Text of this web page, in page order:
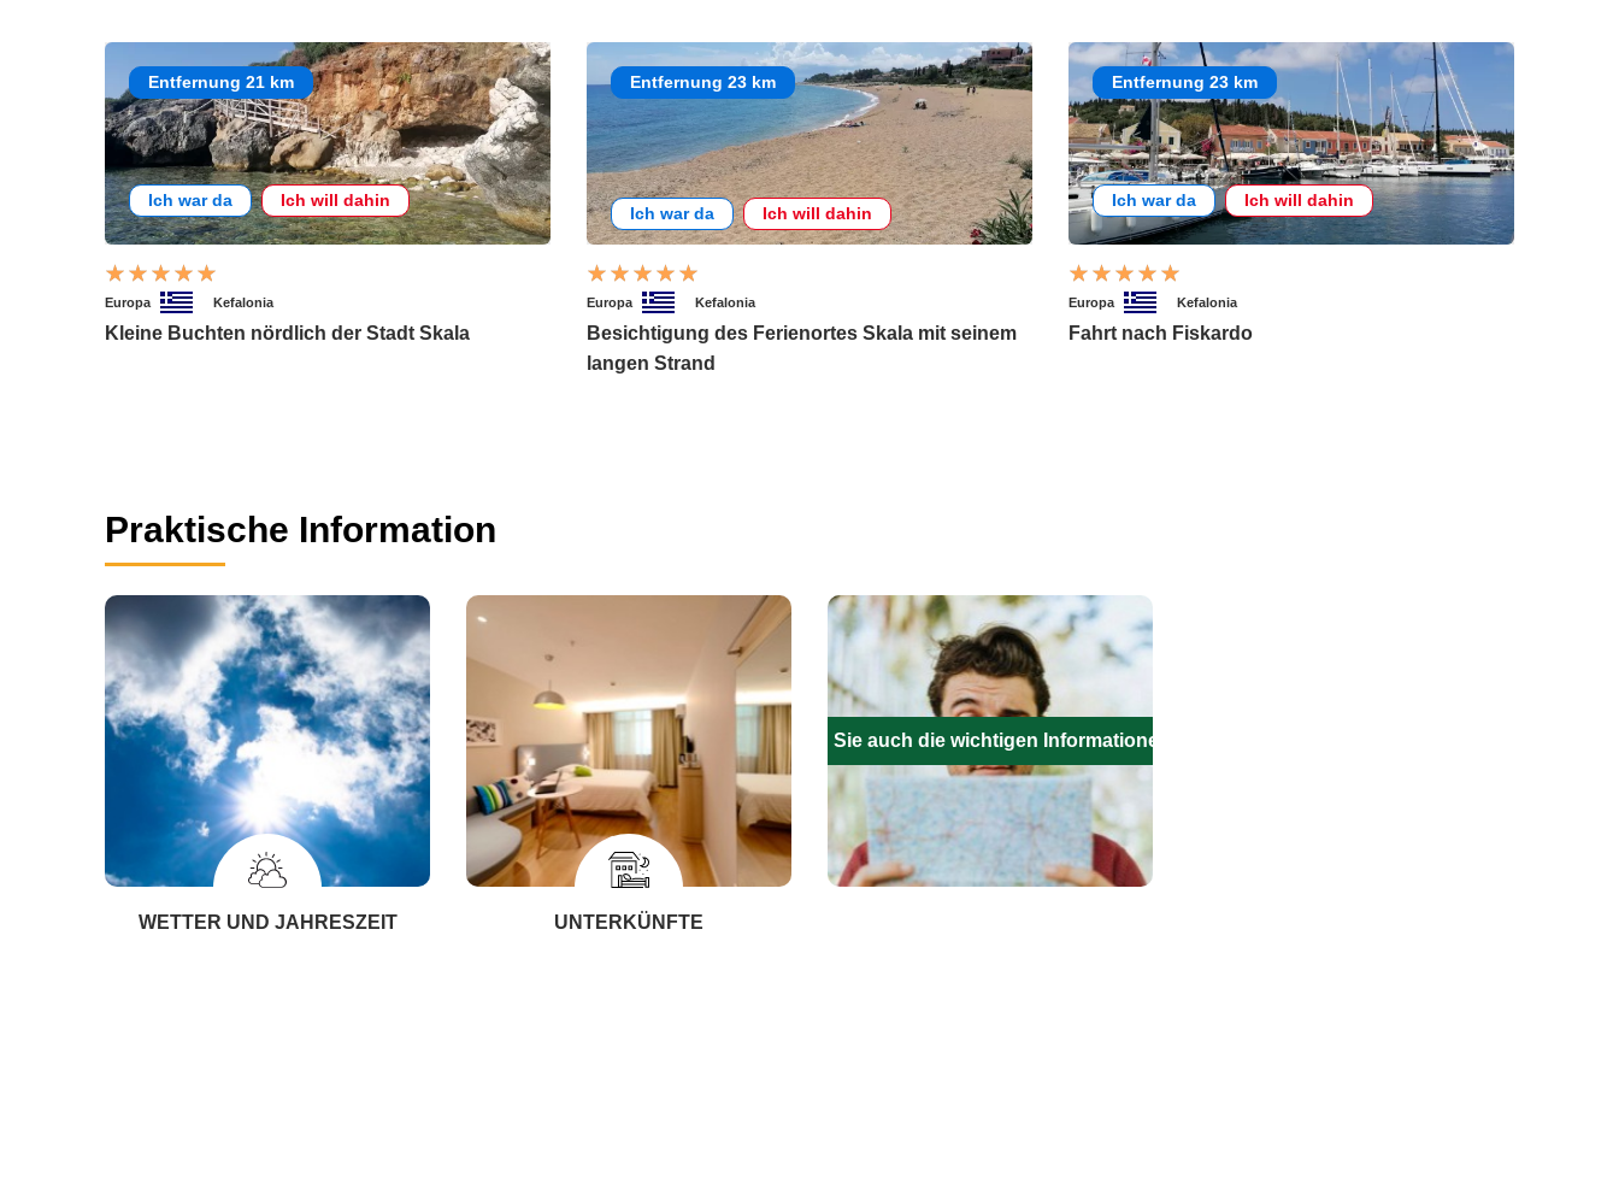
Entfernung 21 km
Ich war da Ich will dahin
Europa Kefalonia
Kleine Buchten nördlich der Stadt Skala
Entfernung 23 km
Ich war da Ich will dahin
Europa Kefalonia
Besichtigung des Ferienortes Skala mit seinem
langen Strand
Entfernung 23 km
Ich war da Ich will dahin
Europa Kefalonia
Fahrt nach Fiskardo
Praktische Information
WETTER UND JAHRESZEIT UNTERKÜNFTE
Füllen Sie auch die wichtigen Informationen aus